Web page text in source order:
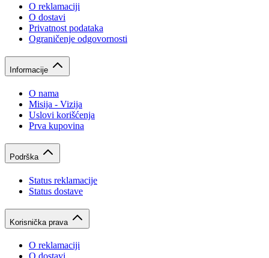
O reklamaciji
O dostavi
Privatnost podataka
Ograničenje odgovornosti
Informacije
O nama
Misija - Vizija
Uslovi korišćenja
Prva kupovina
Podrška
Status reklamacije
Status dostave
Korisnička prava
O reklamaciji